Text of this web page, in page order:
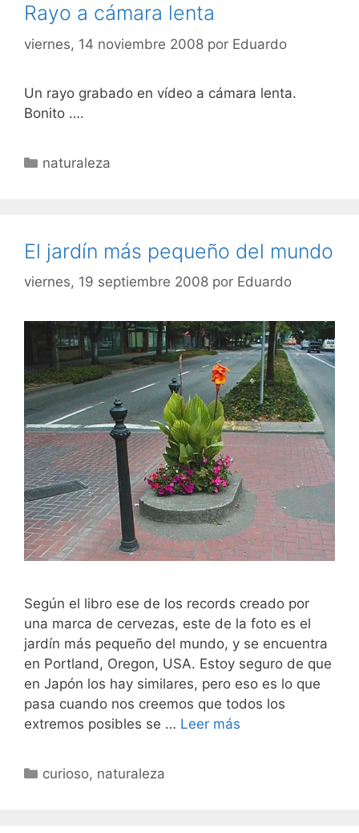
Rayo a cámara lenta
viernes, 14 noviembre 2008 por Eduardo
Un rayo grabado en vídeo a cámara lenta.
Bonito ….
Categorías
naturaleza
El jardín más pequeño del mundo
viernes, 19 septiembre 2008 por Eduardo
Según el libro ese de los records creado por
una marca de cervezas, este de la foto es el
jardín más pequeño del mundo, y se encuentra
en Portland, Oregon, USA. Estoy seguro de que
en Japón los hay similares, pero eso es lo que
pasa cuando nos creemos que todos los
extremos posibles se … Leer más
Categorías
curioso, naturaleza